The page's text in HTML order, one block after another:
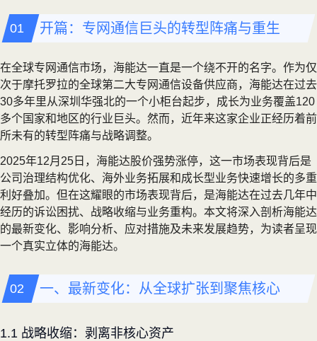
开篇：专网通信巨头的转型阵痛与重生
在全球专网通信市场，海能达一直是一个绕不开的名字。作为仅
次于摩托罗拉的全球第二大专网通信设备供应商，海能达在过去
30多年里从深圳华强北的一个小柜台起步，成长为业务覆盖120
多个国家和地区的行业巨头。然而，近年来这家企业正经历着前
所未有的转型阵痛与战略调整。
2025年12月25日，海能达股价强势涨停，这一市场表现背后是
公司治理结构优化、海外业务拓展和成长型业务快速增长的多重
利好叠加。但在这耀眼的市场表现背后，是海能达在过去几年中
经历的诉讼困扰、战略收缩与业务重构。本文将深入剖析海能达
的最新变化、影响分析、应对措施及未来发展趋势，为读者呈现
一个真实立体的海能达。
一、最新变化：从全球扩张到聚焦核心
1.1 战略收缩：剥离非核心资产